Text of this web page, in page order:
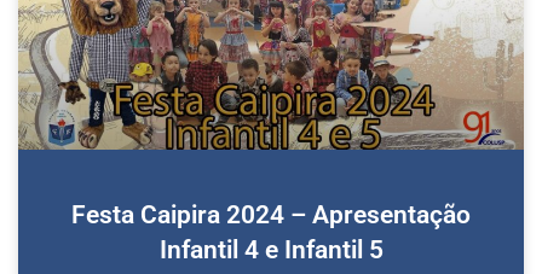
Festa Caipira 2024 – Apresentação
Infantil 4 e Infantil 5